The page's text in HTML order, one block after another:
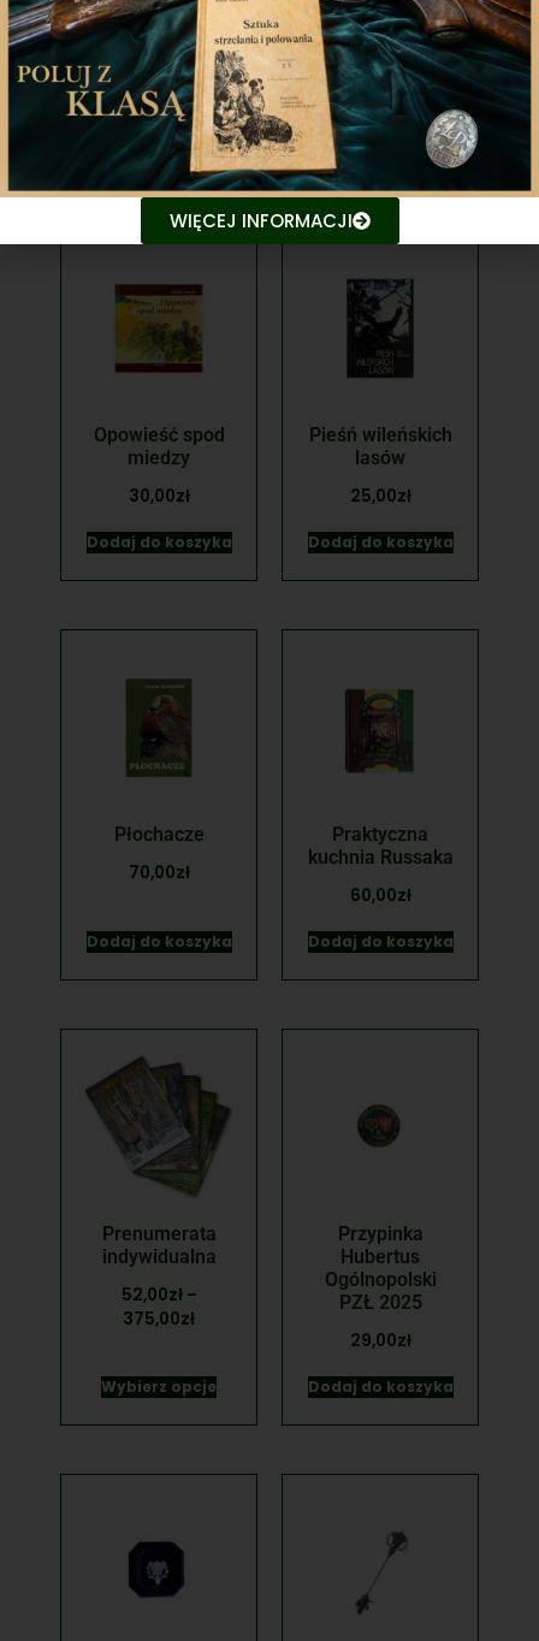
Odznaka Łowca
Polskiego na
125-lecie
49,00zł
Dodaj do koszyka
Opowiadania
myśliwskie
25,00zł
Dodaj do koszyka
Opowieść spod
miedzy
30,00zł
Dodaj do koszyka
Pieśń wileńskich
lasów
25,00zł
Dodaj do koszyka
Płochacze
70,00zł
Dodaj do koszyka
Praktyczna
kuchnia Russaka
60,00zł
Dodaj do koszyka
Prenumerata
indywidualna
52,00zł –
375,00zł
Wybierz opcje
Przypinka
Hubertus
Ogólnopolski
PZŁ 2025
29,00zł
Dodaj do koszyka
WIĘCEJ INFORMACJI